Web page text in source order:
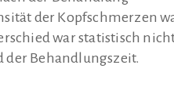
der Kopfschmerzen
war statistisch
Behandlungszeit.